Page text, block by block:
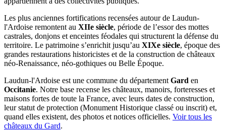
Les plus anciennes fortifications recensées autour de Laudun-
l'Ardoise remontent au XIIe siècle, période de l’essor des mottes
castrales, donjons et enceintes féodales qui structurent la défense du
territoire. Le patrimoine s’enrichit jusqu’au XIXe siècle, époque des
grandes restaurations historicistes et de la construction de châteaux
néo-Renaissance, néo-gothiques ou Belle Époque.
Laudun-l'Ardoise est une commune du départementGard en
Occitanie. Notre base recense les châteaux, manoirs, forteresses et
maisons fortes de toute la France, avec leurs dates de construction,
leur statut de protection (Monument Historique classé ou inscrit) et,
quand elles existent, des photos et notices officielles. Voir tous les
châteaux du Gard.